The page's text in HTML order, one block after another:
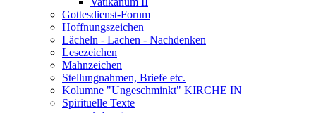
Gottesdienst-Forum
Hoffnungszeichen
Lächeln - Lachen - Nachdenken
Lesezeichen
Mahnzeichen
Stellungnahmen, Briefe etc.
Kolumne "Ungeschminkt" KIRCHE IN
Spirituelle Texte